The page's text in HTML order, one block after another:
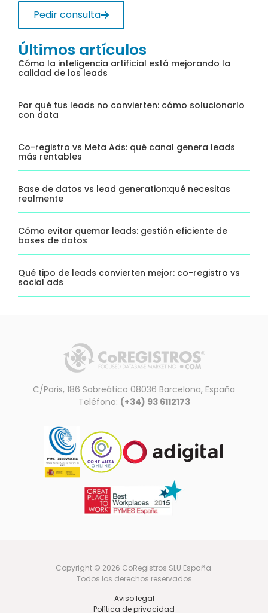
Pedir consulta
Últimos artículos
Cómo la inteligencia artificial está mejorando la
calidad de los leads
Por qué tus leads no convierten: cómo solucionarlo
con data
Co-registro vs Meta Ads: qué canal genera leads
más rentables
Base de datos vs lead generation:qué necesitas
realmente
Cómo evitar quemar leads: gestión eficiente de
bases de datos
Qué tipo de leads convierten mejor: co-registro vs
social ads
C/Paris, 186 Sobreático 08036 Barcelona, España
Teléfono: (+34) 93 6112173
Copyright © 2026 CoRegistros SLU España
Todos los derechos reservados
Aviso legal
Política de privacidad